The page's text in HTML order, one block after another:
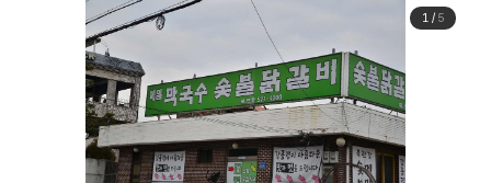
1/ 5